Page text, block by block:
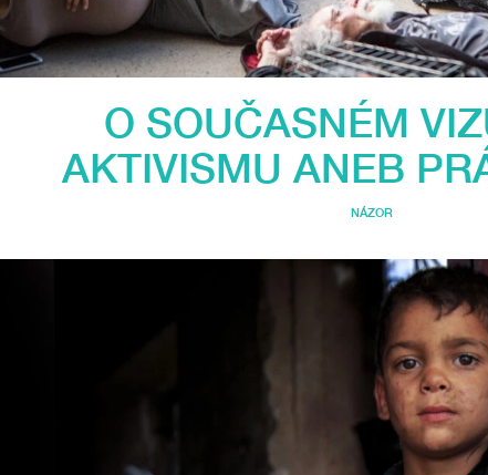
O SOUČASNÉM
AKTIVISMU ANEB
NÁZOR